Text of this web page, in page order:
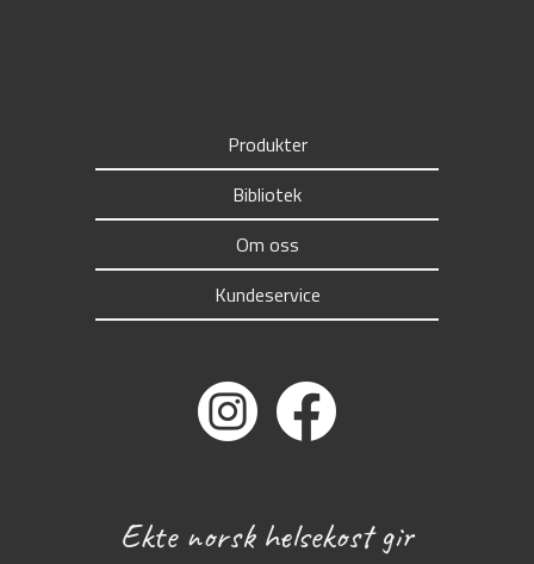
Produkter
Bibliotek
Om oss
Kundeservice
Ekte norsk helsekost gir